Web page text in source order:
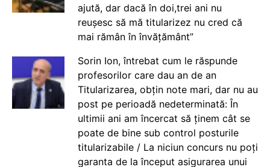
ajută, dar dacă în doi,trei ani nu
reușesc să mă titularizez nu cred că
mai rămân în învățământ”
Sorin Ion, întrebat cum le răspunde
profesorilor care dau an de an
Titularizarea, obțin note mari, dar nu au
post pe perioadă nedeterminată: În
ultimii ani am încercat să ținem cât se
poate de bine sub control posturile
titularizabile / La niciun concurs nu poți
garanta de la început asigurarea unui